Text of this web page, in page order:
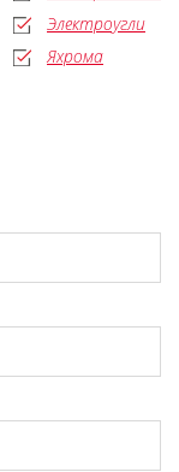
Электроугли
Яхрома